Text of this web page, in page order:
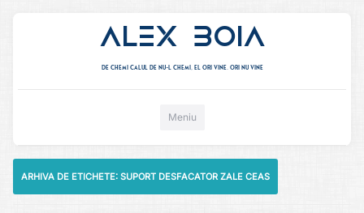
Alex Boia
De chemi calul de nu-l chemi, el ori vine. ori nu vine
Meniu
ARHIVA DE ETICHETE: SUPORT DESFACATOR ZALE CEAS